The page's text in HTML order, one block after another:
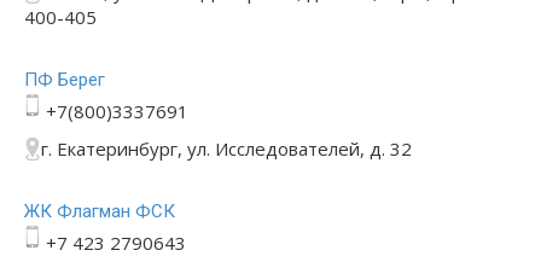
400-405
ПФ Берег
+7(800)3337691
г. Екатеринбург, ул. Исследователей, д. 32
ЖК Флагман ФСК
+7 423 2790643